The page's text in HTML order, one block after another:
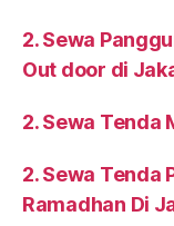
2. Sewa
Out door di
2. Sewa Tenda
2. Sewa Tenda
Ramadhan Di